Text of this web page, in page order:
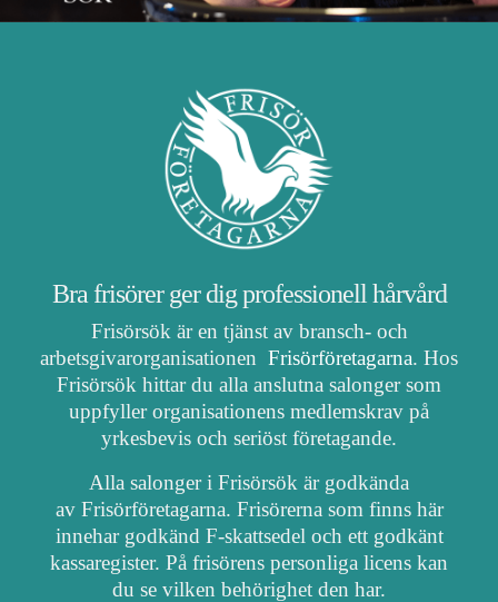
Bra frisörer ger dig professionell hårvård
Frisörsök är en tjänst av bransch- och
arbetsgivarorganisationen Frisörföretagarna. Hos
Frisörsök hittar du alla anslutna salonger som
uppfyller organisationens medlemskrav på
yrkesbevis och seriöst företagande.
Alla salonger i Frisörsök är godkända
av Frisörföretagarna. Frisörerna som finns här
innehar godkänd F-skattsedel och ett godkänt
kassaregister. På frisörens personliga licens kan
du se vilken behörighet den har.